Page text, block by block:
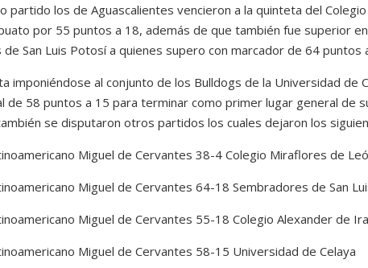
partido los de Aguascalientes vencieron a la quinteta del
por 55 puntos a 18, además de que también fue superior
San Luis Potosí a quienes supero con marcador de 64 puntos
imponiéndose al conjunto de los Bulldogs de la Universidad de
de 58 puntos a 15 para terminar como primer lugar general de
se disputaron otros partidos los cuales dejaron los
Miguel de Cervantes 38-4 Colegio Miraflores de
Miguel de Cervantes 64-18 Sembradores de San
Miguel de Cervantes 55-18 Colegio Alexander de
Miguel de Cervantes 58-15 Universidad de Celaya